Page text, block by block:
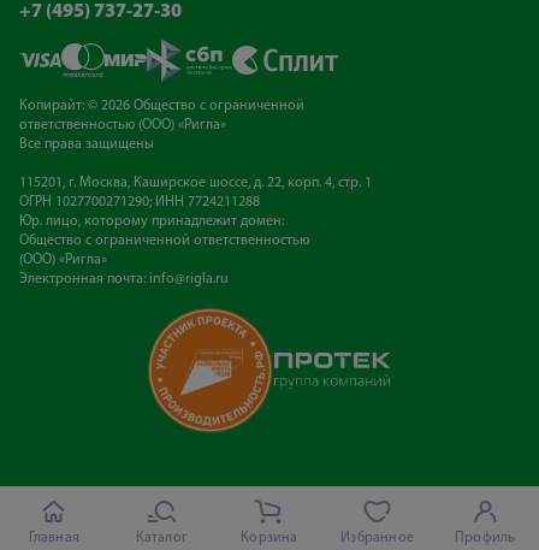
+7 (495) 737-27-30
Копирайт: © 2026 Общество с ограниченной
ответственностью (ООО) «Ригла»
Все права защищены
115201, г. Москва, Каширское шоссе, д. 22, корп. 4, стр. 1
ОГРН 1027700271290; ИНН 7724211288
Юр. лицо, которому принадлежит домен:
Общество с ограниченной ответственностью
(ООО) «Ригла»
Электронная почта: info@rigla.ru
Главная Каталог Корзина Избранное Профиль